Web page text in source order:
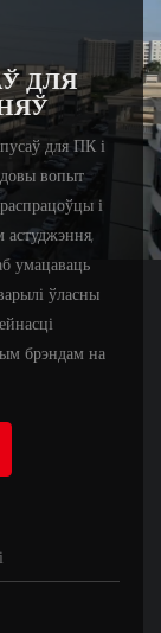
ДЛЯ
для ПК і
вопыт
і
астуджэння,
умацаваць
ўласны
брэндам на